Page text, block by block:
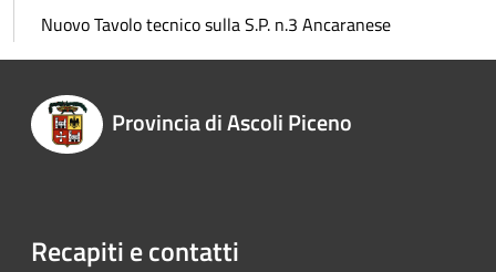
Nuovo Tavolo tecnico sulla S.P. n.3 Ancaranese
Provincia di Ascoli Piceno
Recapiti e contatti